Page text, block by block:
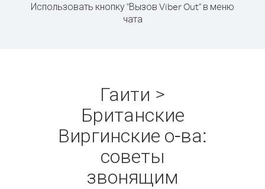
Использовать кнопку "Вызов Viber Out" в меню
чата
Гаити >
Британские
Виргинские о-ва:
советы
звонящим